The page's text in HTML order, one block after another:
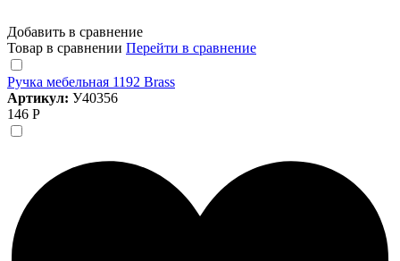
Добавить в сравнение
Товар в сравнении Перейти в сравнение
Ручка мебельная 1192 Brass
Артикул: У40356
146 Р